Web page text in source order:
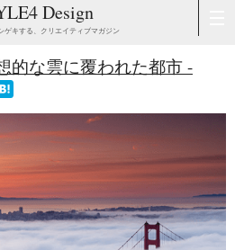
Design
ゲキする、クリエイティブマガジン
的な雲に覆われた都市 -